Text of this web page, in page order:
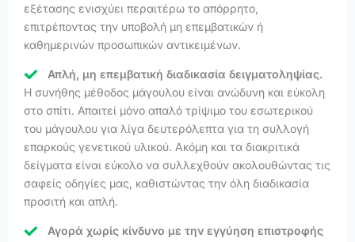
εξέτασης ενισχύει περαιτέρω το απόρρητο,
επιτρέποντας την υποβολή μη επεμβατικών ή
καθημερινών προσωπικών αντικειμένων.
Απλή, μη επεμβατική διαδικασία δειγματοληψίας.
Η συνήθης μέθοδος μάγουλου είναι ανώδυνη και εύκολη
στο σπίτι. Απαιτεί μόνο απαλό τρίψιμο του εσωτερικού
του μάγουλου για λίγα δευτερόλεπτα για τη συλλογή
επαρκούς γενετικού υλικού. Ακόμη και τα διακριτικά
δείγματα είναι εύκολο να συλλεχθούν ακολουθώντας τις
σαφείς οδηγίες μας, καθιστώντας την όλη διαδικασία
προσιτή και απλή.
Αγορά χωρίς κίνδυνο με την εγγύηση επιστροφής